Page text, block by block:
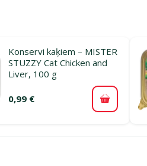
Konservi kaķiem – MISTER
STUZZY Cat Chicken and
Liver, 100 g
0,99 €